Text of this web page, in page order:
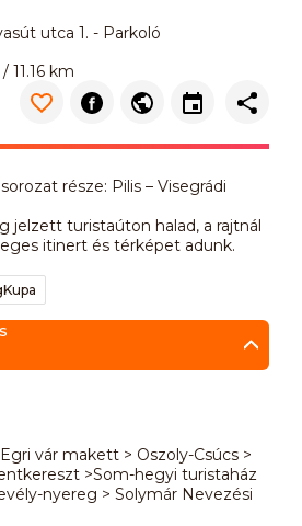
utca 1. - Parkoló
11.16 km
része: Pilis – Visegrádi
jelzett turistaúton halad, a rajtnál
itinert és térképet adunk.
vár makett > Oszoly-Csúcs >
>Som-hegyi turistaház
nyereg > Solymár Nevezési